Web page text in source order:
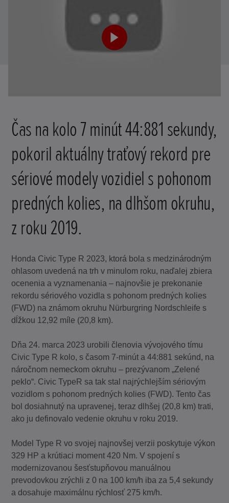
Čas na kolo 7 minút 44:881 sekundy,
pokoril aktuálny traťový rekord pre
sériové modely vozidiel s pohonom
predných kolies, na dlhšom okruhu,
z roku 2019.
Honda Civic Type R 2023, ktorá bola s medzinárodným
ohlasom uvedená na trh v minulom roku, naďalej zbiera
ocenenia a vyznamenania – najnovšie je prekonanie
rekordu sériového vozidla s pohonom predných kolies
(FWD) na známom okruhu Nürburgring Nordschleife s
dĺžkou 12,92 míle (20,8 km).
Dňa 24. marca 2023 urobili členovia vývojového tímu
Civic Type R kolo, s časom 7-minút a 44:881 sekúnd, na
náročnom nemeckom okruhu – prezývanom „Zelené
peklo“. Civic TypeR sa tak stal najrýchlejším sériovým
vozidlom s pohonom predných kolies (FWD). Tento čas
bol dosiahnutý na upravenej, teraz dlhšej (20,8 km) trati,
ako ju definovalo vedenie okruhu v roku 2019.
Model Type R vo svojej najnovšej verzii poskytuje výkon
329 HP a krútiaci moment 420 Nm. V spojení s
modernizovanou šesťstupňovou manuálnou
prevodovkou zrýchli z 0 na 100 km/h iba za 5,4 sekundy
a dosahuje maximálnu rýchlosť 275 km/h.